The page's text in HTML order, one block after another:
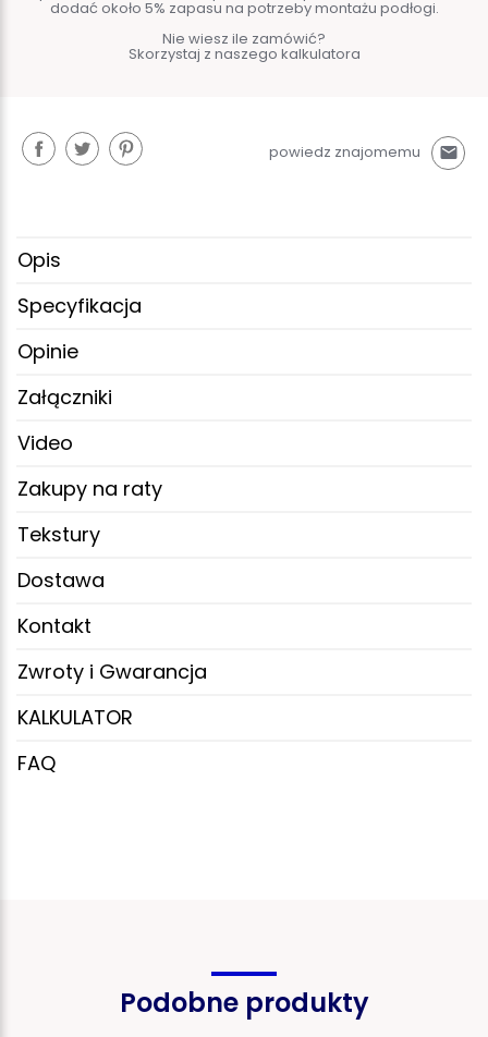
dodać około 5% zapasu na potrzeby montażu podłogi.
Nie wiesz ile zamówić?
Skorzystaj z naszego kalkulatora
powiedz znajomemu mail
Opis
Specyfikacja
Opinie
Załączniki
Video
Zakupy na raty
Tekstury
Dostawa
Kontakt
Zwroty i Gwarancja
KALKULATOR
FAQ
Podobne produkty